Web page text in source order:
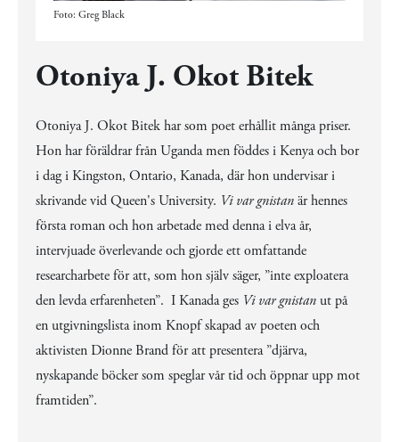
Foto: Greg Black
Otoniya J. Okot Bitek
Otoniya J. Okot Bitek har som poet erhållit många priser.
Hon har föräldrar från Uganda men föddes i Kenya och bor
i dag i Kingston, Ontario, Kanada, där hon undervisar i
skrivande vid Queen's University. Vi var gnistanär hennes
första roman och hon arbetade meddenna i elva år,
intervjuade överlevande och gjorde ett omfattande
researcharbete för att, som hon själv säger, ”inte exploatera
den levda erfarenheten”. I Kanada ges Vi var gnistanut på
en utgivningslista inom Knopf skapad av poeten och
aktivisten Dionne Brand för att presentera ”djärva,
nyskapande böcker som speglar vår tid och öppnar upp mot
framtiden”.